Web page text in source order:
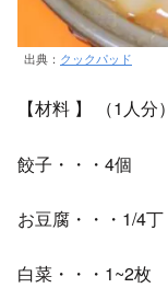
出典： クックパッド
【材料 】 （1人分）
餃子・・・4個
お豆腐・・・1/4丁
白菜・・・1~2枚